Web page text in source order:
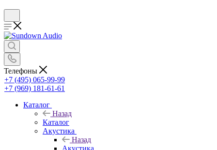
Телефоны
+7 (495) 065-99-99
+7 (969) 181-61-61
Каталог
Назад
Каталог
Акустика
Назад
Акустика